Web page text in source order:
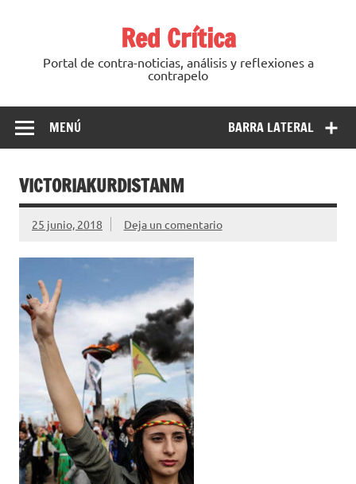
Red Crítica
Portal de contra-noticias, análisis y reflexiones a
contrapelo
BARRA LATERAL
MENÚ
VICTORIAKURDISTANM
25 junio, 2018 Deja un comentario